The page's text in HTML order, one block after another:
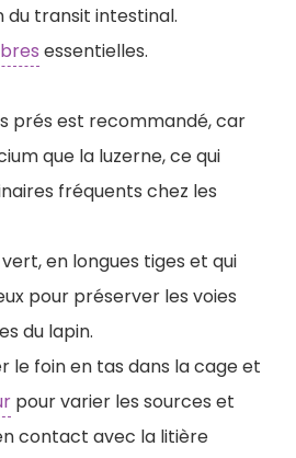
du transit intestinal.
essentielles.
prés est recommandé, car
que la luzerne, ce qui
fréquents chez les
en longues tiges et qui
pour préserver les voies
du lapin.
le foin en tas dans la cage et
pour varier les sources et
contact avec la litière